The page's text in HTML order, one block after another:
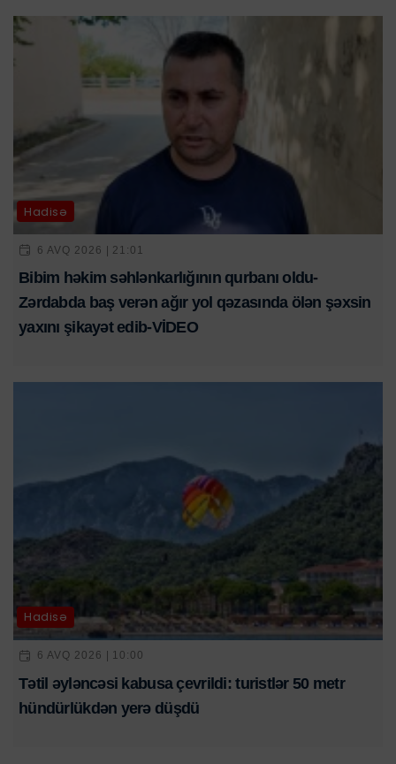
Hadisə
6 AVQ 2026 | 21:01
Bibim həkim səhlənkarlığının qurbanı oldu-
Zərdabda baş verən ağır yol qəzasında ölən şəxsin
yaxını şikayət edib-VİDEO
Hadisə
6 AVQ 2026 | 10:00
Tətil əyləncəsi kabusa çevrildi: turistlər 50 metr
hündürlükdən yerə düşdü